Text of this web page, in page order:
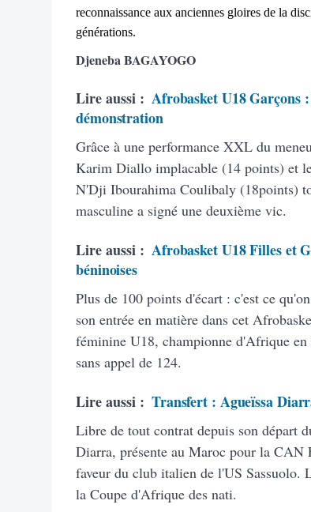
reconnaissance aux anciennes gloires de la
générations.
Djeneba BAGAYOGO
Lire aussi : Afrobasket U18 Garçons
démonstration
Grâce à une performance XXL du
Karim Diallo implacable (14 points) et
N'Dji Ibourahima Coulibaly (18points)
masculine a signé une deuxième vic.
Lire aussi : Afrobasket U18 Filles et
béninoises
Plus de 100 points d'écart : c'est ce
son entrée en matière dans cet
féminine U18, championne d'Afrique
sans appel de 124.
Lire aussi : Transfert : Agueïssa
Libre de tout contrat depuis son départ
Diarra, présente au Maroc pour la CAN
faveur du club italien de l'US Sassuolo.
la Coupe d'Afrique des nati.